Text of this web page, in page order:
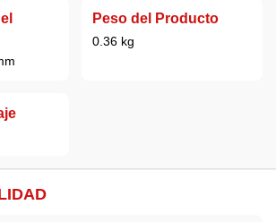
Peso del Producto
0.36 kg